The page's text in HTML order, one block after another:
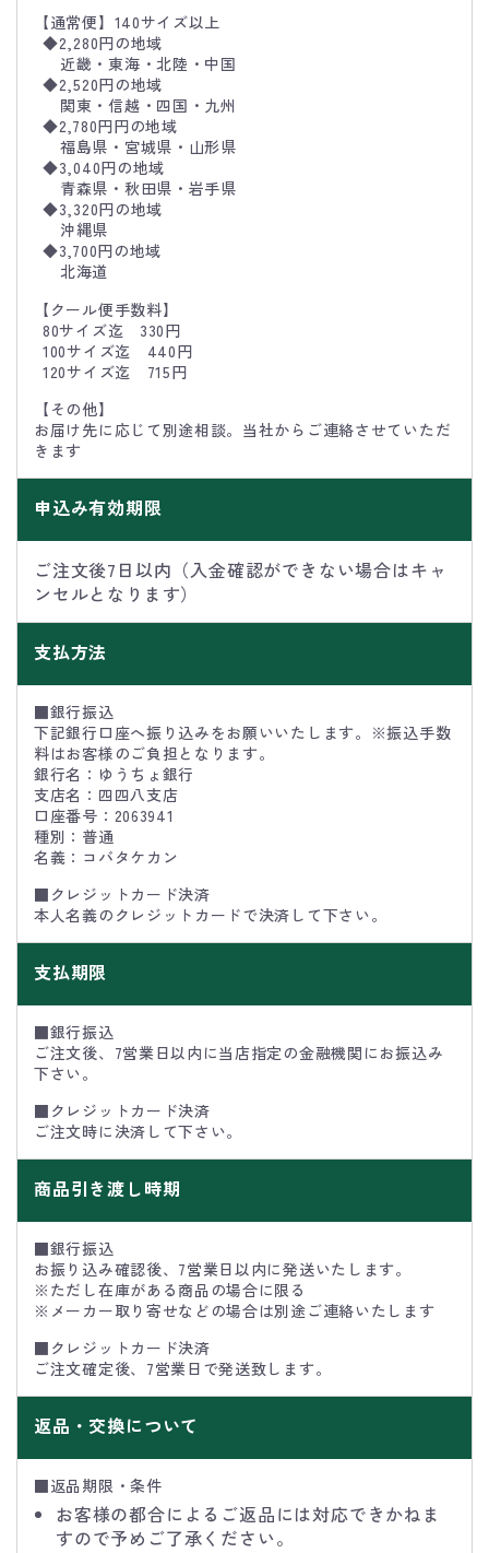
【通常便】140サイズ以上
◆2,280円の地域
近畿・東海・北陸・中国
◆2,520円の地域
関東・信越・四国・九州
◆2,780円円の地域
福島県・宮城県・山形県
◆3,040円の地域
青森県・秋田県・岩手県
◆3,320円の地域
沖縄県
◆3,700円の地域
北海道
【クール便手数料】
80サイズ迄 330円
100サイズ迄 440円
120サイズ迄 715円
【その他】
お届け先に応じて別途相談。当社からご連絡させていただ
きます
申込み有効期限
ご注文後7日以内（入金確認ができない場合はキャ
ンセルとなります）
支払方法
■銀行振込
下記銀行口座へ振り込みをお願いいたします。※振込手数
料はお客様のご負担となります。
銀行名：ゆうちょ銀行
支店名：四四八支店
口座番号：2063941
種別：普通
名義：コバタケカン
■クレジットカード決済
本人名義のクレジットカードで決済して下さい。
支払期限
■銀行振込
ご注文後、7営業日以内に当店指定の金融機関にお振込み
下さい。
■クレジットカード決済
ご注文時に決済して下さい。
商品引き渡し時期
■銀行振込
お振り込み確認後、7営業日以内に発送いたします。
※ただし在庫がある商品の場合に限る
※メーカー取り寄せなどの場合は別途ご連絡いたします
■クレジットカード決済
ご注文確定後、7営業日で発送致します。
返品・交換について
■返品期限・条件
お客様の都合によるご返品には対応できかねま
すので予めご了承ください。